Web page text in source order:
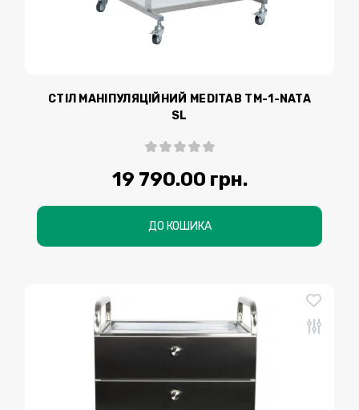
СТІЛ МАНІПУЛЯЦІЙНИЙ MEDITAB TМ-1-NATA
SL
19 790.00 грн.
ДО КОШИКА